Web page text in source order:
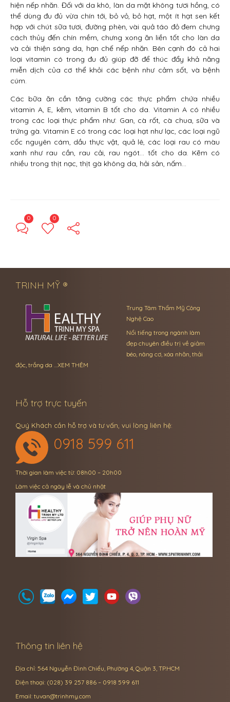
hiện nếp nhăn. Đối với da khô, làn da mặt không tươi hồng, có
thể dùng đu đủ vừa chín tới, bỏ vỏ, bỏ hạt, một ít hạt sen kết
hợp với chút sữa tươi, đường phèn, vài quả táo đỏ đem chưng
cách thủy đến chín mềm, chưng xong ăn liền tốt cho làn da
và cải thiện sáng da, hạn chế nếp nhăn. Bên cạnh đó cả hai
loại vitamin có trong đu đủ giúp đỡ để thúc đẩy khả năng
miễn dịch của cơ thể khỏi các bệnh như cảm sốt, và bệnh
cúm.
Các bữa ăn cần tăng cường các thực phẩm chứa nhiều
vitamin A, E, kẽm, vitamin B tốt cho da. Vitamin A có nhiều
trong các loại thực phẩm như: Gan, cà rốt, cà chua, sữa và
trứng gà. Vitamin E có trong các loại hạt như lạc, các loại ngũ
cốc nguyên cám, dầu thực vật, quả lê, các loại rau có màu
xanh như rau cần, rau cải, rau ngót… tốt cho da. Kẽm có
nhiều trong thịt nạc, thịt gà không da, hải sản, nấm…
0 0
TRINH MỸ ®
Trung Tâm Thẩm Mỹ Công
Nghệ Cao
Nổi tiếng trong ngành làm
đẹp chuyên điều trị về giảm
béo, nâng cơ, xóa nhăn, thải
độc, trắng da …XEM THÊM
Hỗ trợ trực tuyến
Quý Khách cần hỗ trợ và tư vấn, vui lòng liên hệ:
0918 599 611
Thời gian làm việc từ: 08h00 – 20h00
Làm việc cả ngày lễ và chủ nhật
Thông tin liên hệ
Địa chỉ: 564 Nguyễn Đình Chiểu, Phường 4, Quận 3, TP.HCM
Điện thoại: (028) 39 257 886 – 0918 599 611
Email: tuvan@trinhmy.com